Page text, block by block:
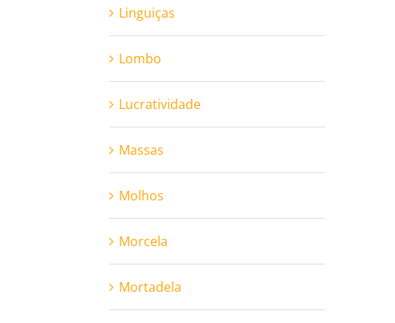
Linguiças
Lombo
Lucratividade
Massas
Molhos
Morcela
Mortadela